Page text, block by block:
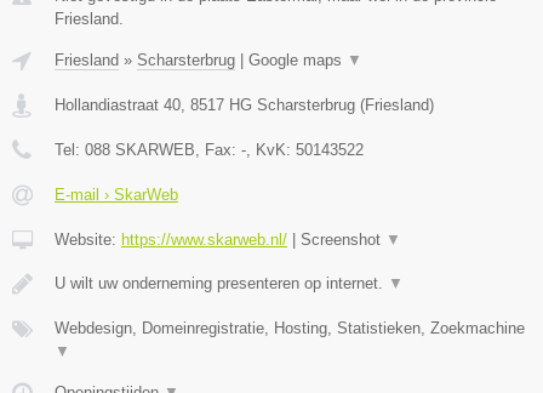
Friesland.
Friesland » Scharsterbrug Google maps ▼
Hollandiastraat 40 8517 HG Scharsterbrug (Friesland)
Tel: 088 SKARWEB , Fax: - , KvK: 50143522
E-mail › SkarWeb
Website: https://www.skarweb.nl/ Screenshot ▼
U wilt uw onderneming presenteren op internet. ▼
Webdesign, Domeinregistratie, Hosting, Statistieken, Zoekmachine
▼